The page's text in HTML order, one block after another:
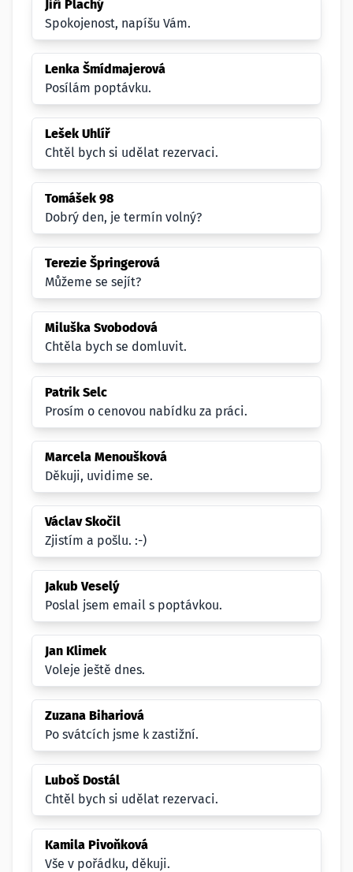
Jiří Plachý
Spokojenost, napíšu Vám.
Lenka Šmídmajerová
Posílám poptávku.
Lešek Uhlíř
Chtěl bych si udělat rezervaci.
Tomášek 98
Dobrý den, je termín volný?
Terezie Špringerová
Můžeme se sejít?
Miluška Svobodová
Chtěla bych se domluvit.
Patrik Selc
Prosím o cenovou nabídku za práci.
Marcela Menoušková
Děkuji, uvidime se.
Václav Skočil
Zjistím a pošlu. :-)
Jakub Veselý
Poslal jsem email s poptávkou.
Jan Klimek
Voleje ještě dnes.
Zuzana Bihariová
Po svátcích jsme k zastižní.
Luboš Dostál
Chtěl bych si udělat rezervaci.
Kamila Pivoňková
Vše v pořádku, děkuji.